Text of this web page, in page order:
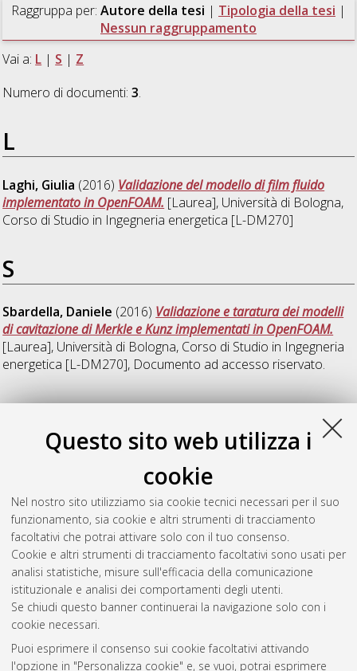
Questo sito web utilizza i
cookie
Nel nostro sito utilizziamo sia cookie tecnici necessari per il suo
funzionamento, sia cookie e altri strumenti di tracciamento
facoltativi che potrai attivare solo con il tuo consenso.
Cookie e altri strumenti di tracciamento facoltativi sono usati per
analisi statistiche, misure sull'efficacia della comunicazione
istituzionale e analisi dei comportamenti degli utenti.
Se chiudi questo banner continuerai la navigazione solo con i
cookie necessari.
Puoi esprimere il consenso sui cookie facoltativi attivando
l'opzione in "Personalizza cookie" e, se vuoi, potrai esprimere
Raggruppa per: Autore della tesi | Tipologia della tesi |
Nessun raggruppamento
Vai a: L | S | Z
Numero di documenti:3.
L
Laghi, Giulia (2016) Validazione del modello di film fluido
implementato in OpenFOAM. [Laurea], Università di Bologna,
Corso di Studio in Ingegneria energetica [L-DM270]
S
Sbardella, Daniele (2016) Validazione e taratura dei modelli
di cavitazione di Merkle e Kunz implementati in OpenFOAM.
[Laurea], Università di Bologna, Corso di Studio in Ingegneria
energetica [L-DM270], Documento ad accesso riservato.
Z
Zampolini, Federico
degli impianti di raffreddamento e lubrificazione per una
acquisizione di telemetria in pista.[Laurea], Università di
Bologna, Corso di Studio in Ingegneria energetica [L-DM270]
Documento full-text non disponibile
Questa lista e' stata generata ilSat Aug 8 06:39:44 2026
CEST
Atom